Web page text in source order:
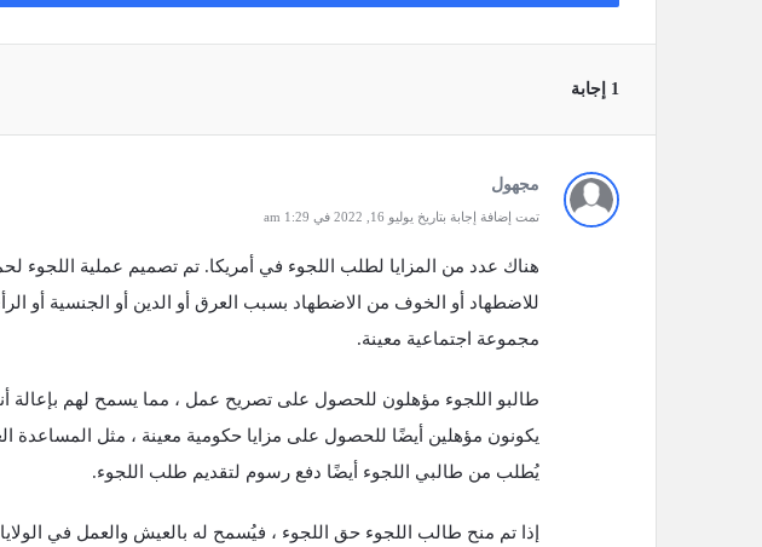
‫1 إجابة
مجهول
تمت إضافة إجابة بتاريخ يوليو 16, 2022 في 1:29 am
هناك عدد من المزايا لطلب اللجوء في أمريكا. تم تصميم عملية اللجوء
للاضطهاد أو الخوف من الاضطهاد بسبب العرق أو الدين أو الجنسية أو
مجموعة اجتماعية معينة.
طالبو اللجوء مؤهلون للحصول على تصريح عمل ، مما يسمح لهم بإعالة
يكونون مؤهلين أيضًا للحصول على مزايا حكومية معينة ، مثل المساعدة
يُطلب من طالبي اللجوء أيضًا دفع رسوم لتقديم طلب اللجوء.
إذا تم منح طالب اللجوء حق اللجوء ، فيُسمح له بالعيش والعمل في